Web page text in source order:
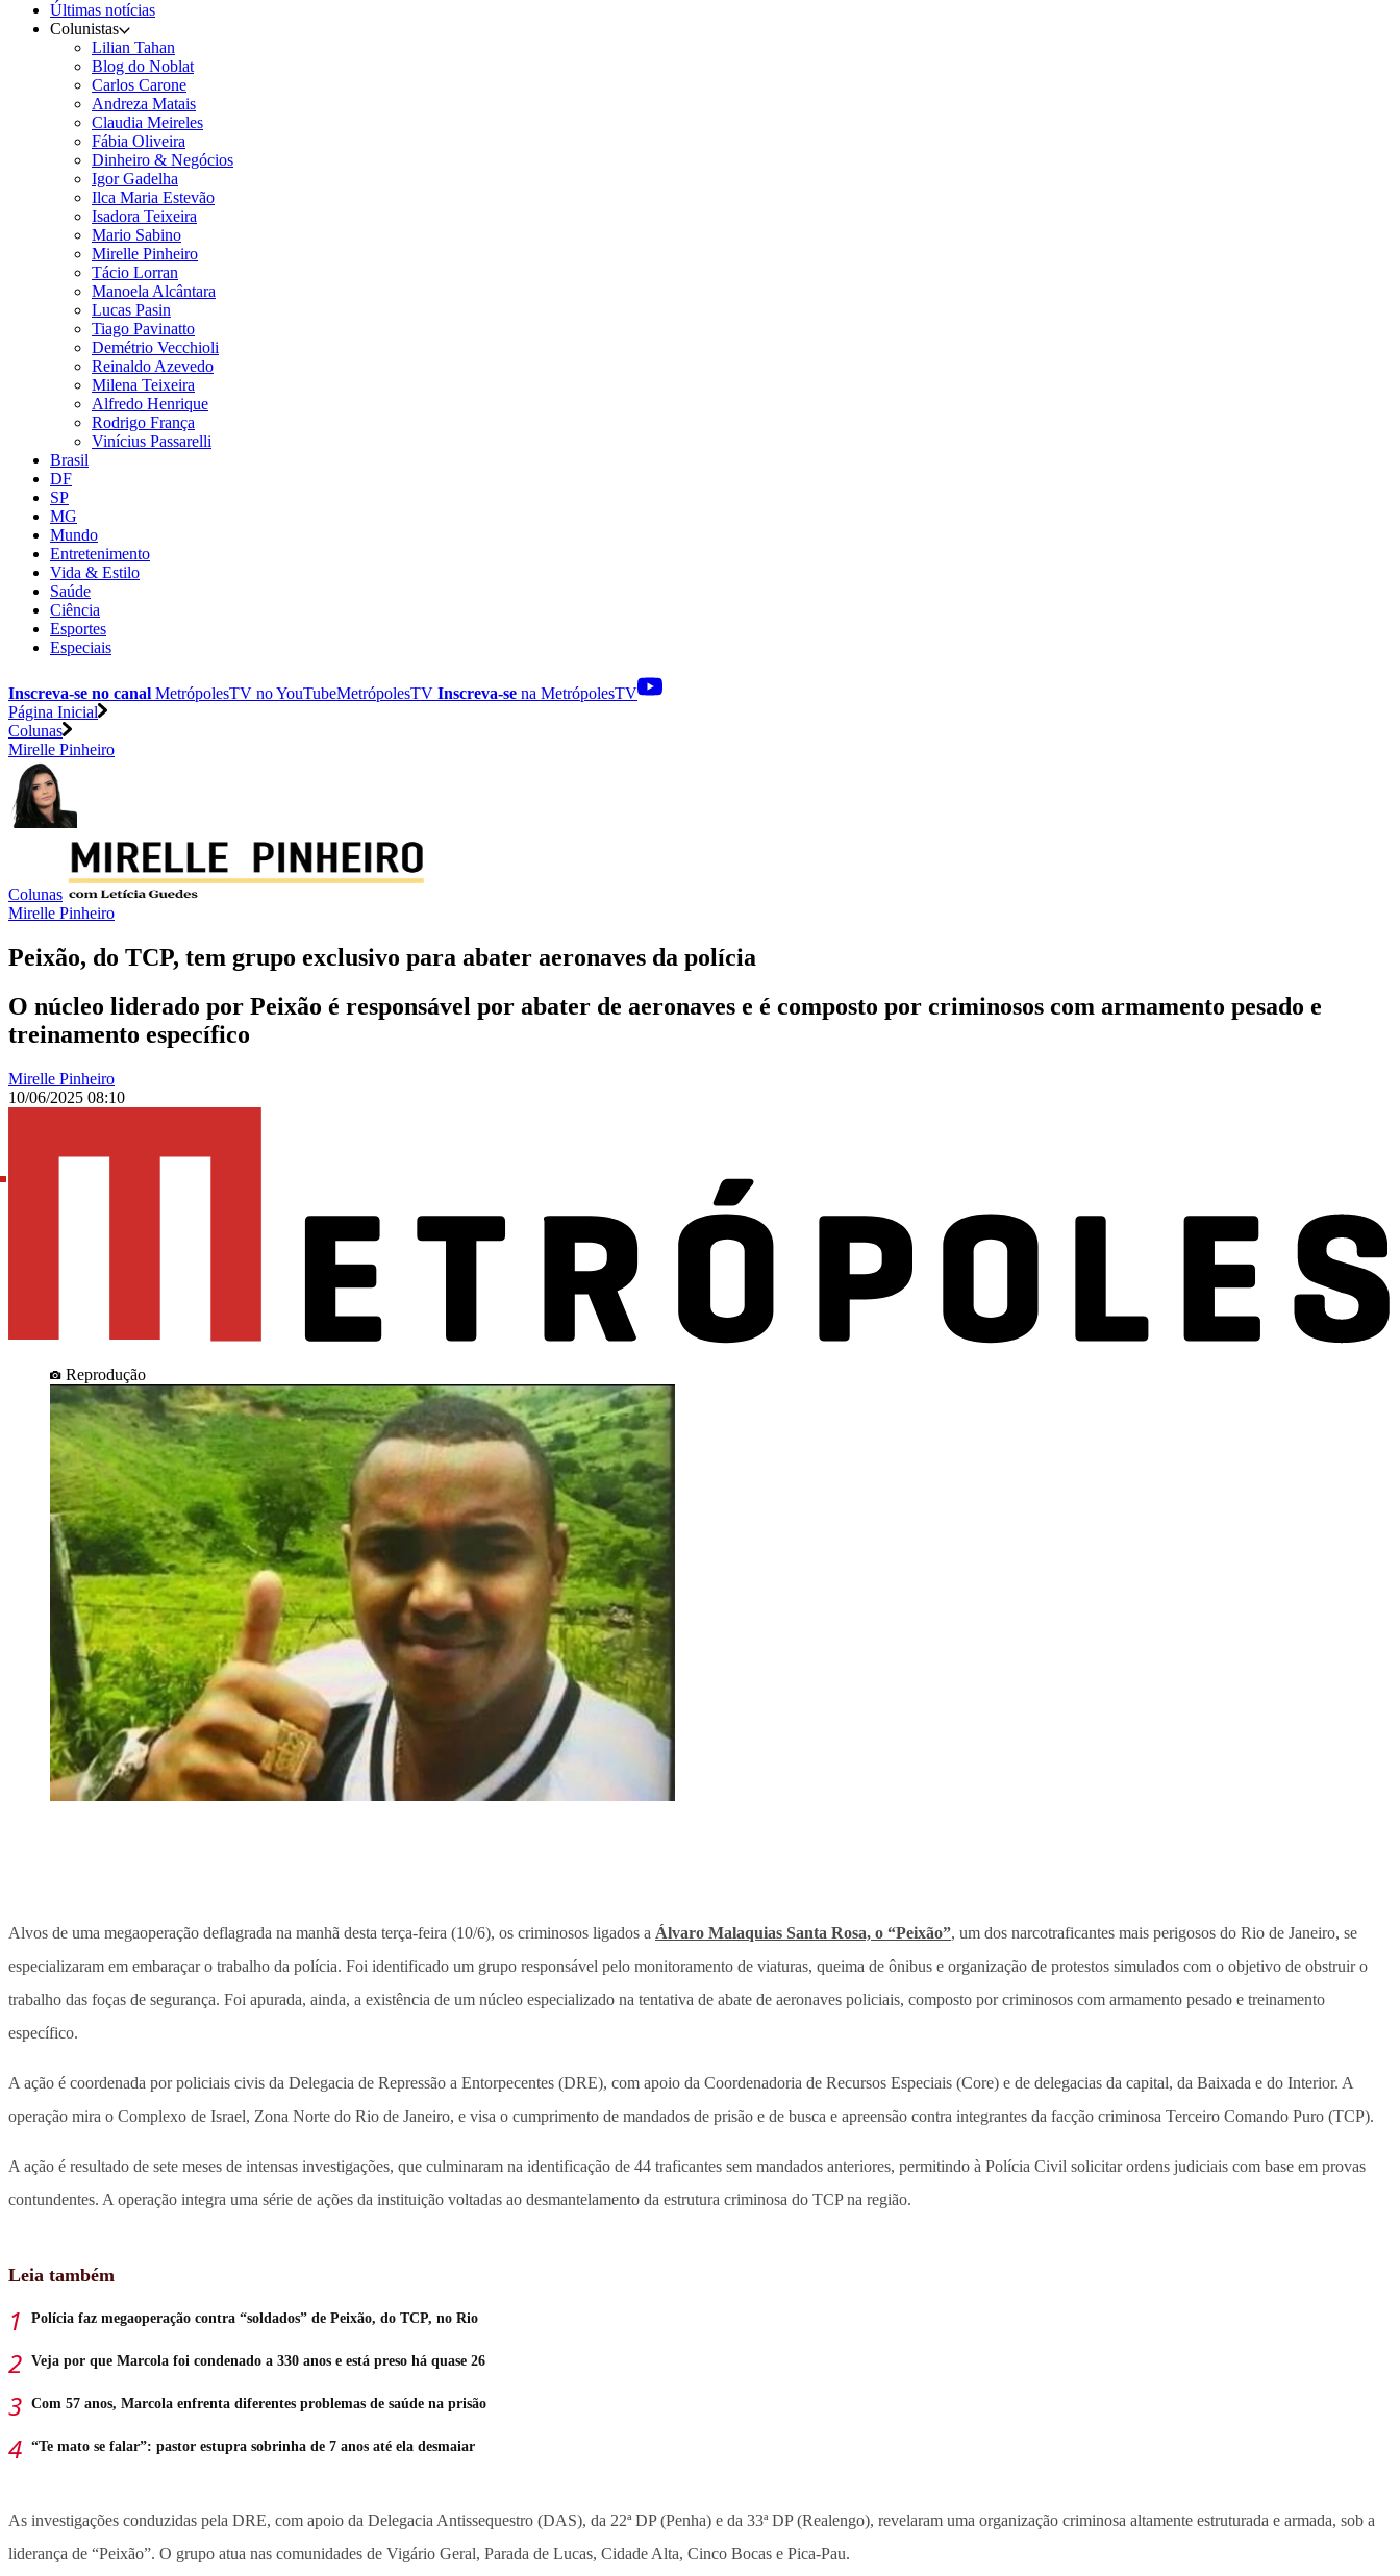
Últimas notícias
Colunistas
Lilian Tahan
Blog do Noblat
Carlos Carone
Andreza Matais
Claudia Meireles
Fábia Oliveira
Dinheiro & Negócios
Igor Gadelha
Ilca Maria Estevão
Isadora Teixeira
Mario Sabino
Mirelle Pinheiro
Tácio Lorran
Manoela Alcântara
Lucas Pasin
Tiago Pavinatto
Demétrio Vecchioli
Reinaldo Azevedo
Milena Teixeira
Alfredo Henrique
Rodrigo França
Vinícius Passarelli
Brasil
DF
SP
MG
Mundo
Entretenimento
Vida & Estilo
Saúde
Ciência
Esportes
Especiais
Inscreva-se no canal MetrópolesTV noYouTubeMetrópolesTV Inscreva-se na MetrópolesTV
Página Inicial
Colunas
Mirelle Pinheiro
Colunas
Mirelle Pinheiro
Peixão, do TCP, tem grupo exclusivo para abater aeronaves da polícia
O núcleo liderado por Peixão é responsável por abater de aeronaves e é composto por criminosos com armamento pesado e
treinamento específico
Mirelle Pinheiro
10/06/2025 08:10
Reprodução
Alvos de uma megaoperação deflagrada na manhã desta terça-feira (10/6), os criminosos ligados a Álvaro Malaquias Santa Rosa, o “Peixão”, um dos narcotraficantes mais perigosos do Rio de Janeiro, se
especializaram em embaraçar o trabalho da polícia. Foi identificado um grupo responsável pelo monitoramento de viaturas, queima de ônibus e organização de protestos simulados com o objetivo de obstruir o
trabalho das foças de segurança. Foi apurada, ainda, a existência de um núcleo especializado na tentativa de abate de aeronaves policiais, composto por criminosos com armamento pesado e treinamento
específico.
A ação é coordenada por policiais civis da Delegacia de Repressão a Entorpecentes (DRE), com apoio da Coordenadoria de Recursos Especiais (Core) e de delegacias da capital, da Baixada e do Interior. A
operação mira o Complexo de Israel, Zona Norte do Rio de Janeiro, e visa o cumprimento de mandados de prisão e de busca e apreensão contra integrantes da facção criminosa Terceiro Comando Puro (TCP).
A ação é resultado de sete meses de intensas investigações, que culminaram na identificação de 44 traficantes sem mandados anteriores, permitindo à Polícia Civil solicitar ordens judiciais com base em provas
contundentes. A operação integra uma série de ações da instituição voltadas ao desmantelamento da estrutura criminosa do TCP na região.
Leia também
Polícia faz megaoperação contra “soldados” de Peixão, do TCP, no Rio
Veja por que Marcola foi condenado a 330 anos e está preso há quase 26
Com 57 anos, Marcola enfrenta diferentes problemas de saúde na prisão
“Te mato se falar”: pastor estupra sobrinha de 7 anos até ela desmaiar
As investigações conduzidas pela DRE, com apoio da Delegacia Antissequestro (DAS), da 22ª DP (Penha) e da 33ª DP (Realengo), revelaram uma organização criminosa altamente estruturada e armada, sob a
liderança de “Peixão”. O grupo atua nas comunidades de Vigário Geral, Parada de Lucas, Cidade Alta, Cinco Bocas e Pica-Pau.